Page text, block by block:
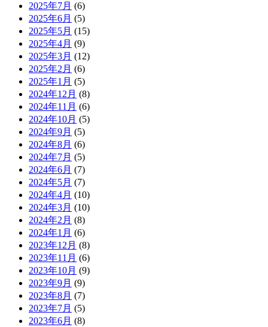
2025年7月 (6)
2025年6月 (5)
2025年5月 (15)
2025年4月 (9)
2025年3月 (12)
2025年2月 (6)
2025年1月 (5)
2024年12月 (8)
2024年11月 (6)
2024年10月 (5)
2024年9月 (5)
2024年8月 (6)
2024年7月 (5)
2024年6月 (7)
2024年5月 (7)
2024年4月 (10)
2024年3月 (10)
2024年2月 (8)
2024年1月 (6)
2023年12月 (8)
2023年11月 (6)
2023年10月 (9)
2023年9月 (9)
2023年8月 (7)
2023年7月 (5)
2023年6月 (8)